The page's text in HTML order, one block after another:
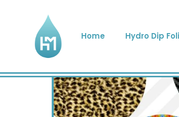
Home Hydro Dip